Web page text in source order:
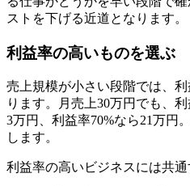
ストを下げる近道となります。
利益率の高いものを選ぶ
売上規模が小さい段階では、
ります。月売上30万円でも、
3万円、利益率70%なら21万円
します。
利益率の高いビジネスには共通